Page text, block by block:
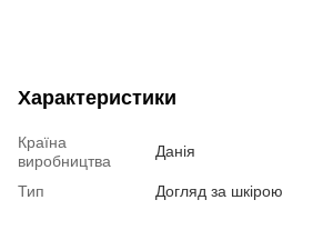
Характеристики
Країна
виробництва
Данія
Тип Догляд за шкірою